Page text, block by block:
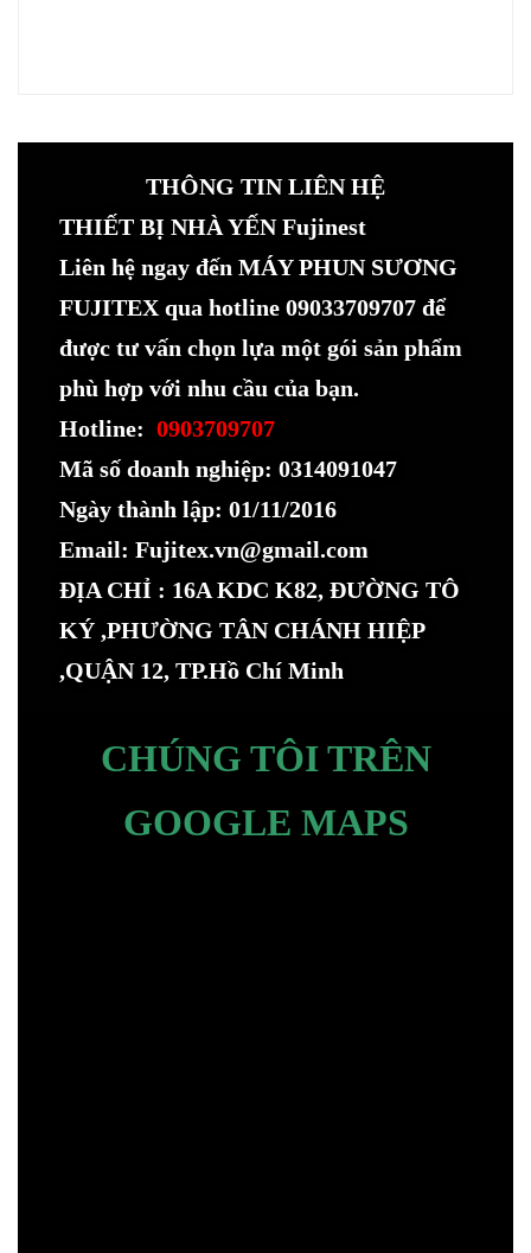
THÔNG TIN LIÊN HỆ
THIẾT BỊ NHÀ YẾN Fujinest
Liên hệ ngay đến MÁY PHUN SƯƠNG
FUJITEX qua hotline 09033709707 để
được tư vấn chọn lựa một gói sản phẩm
phù hợp với nhu cầu của bạn.
Hotline: 0903709707
Mã số doanh nghiệp: 0314091047
Ngày thành lập: 01/11/2016
Email: Fujitex.vn@gmail.com
ĐỊA CHỈ : 16A KDC K82, ĐƯỜNG TÔ
KÝ ,PHƯỜNG TÂN CHÁNH HIỆP
,QUẬN 12, TP.Hồ Chí Minh
CHÚNG TÔI TRÊN
GOOGLE MAPS